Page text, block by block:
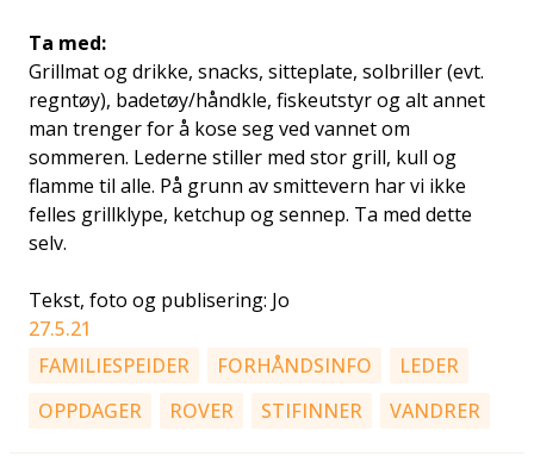
Ta med:
Grillmat og drikke, snacks, sitteplate, solbriller (evt.
regntøy), badetøy/håndkle, fiskeutstyr og alt annet
man trenger for å kose seg ved vannet om
sommeren. Lederne stiller med stor grill, kull og
flamme til alle. På grunn av smittevern har vi ikke
felles grillklype, ketchup og sennep. Ta med dette
selv.
Tekst, foto og publisering: Jo
27.5.21
FAMILIESPEIDER
FORHÅNDSINFO
LEDER
OPPDAGER
ROVER STIFINNER VANDRER